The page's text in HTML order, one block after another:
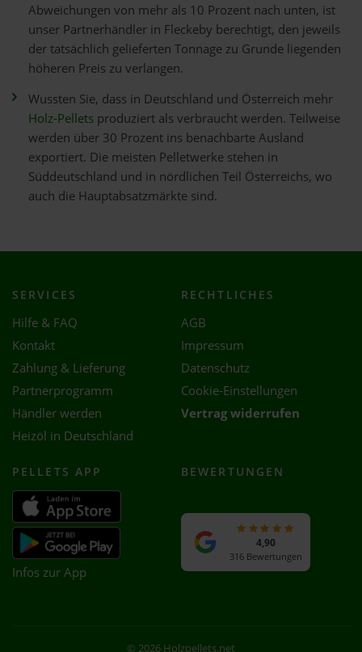
Abweichungen von mehr als 10 Prozent nach unten, ist
unser Partnerhändler in Fleckeby berechtigt, den jeweils
der tatsächlich gelieferten Tonnage zu Grunde liegenden
höheren Preis zu verlangen.
Wussten Sie, dass in Deutschland und Österreich mehr
Holz-Pellets produziert als verbraucht werden. Teilweise
werden über 30 Prozent ins benachbarte Ausland
exportiert. Die meisten Pelletwerke stehen in
Süddeutschland und in nördlichen Teil Österreichs, wo
auch die Hauptabsatzmärkte sind.
SERVICES
Hilfe & FAQ
Kontakt
Zahlung & Lieferung
Partnerprogramm
Händler werden
Heizöl in Deutschland
RECHTLICHES
AGB
Impressum
Datenschutz
Cookie-Einstellungen
Vertrag widerrufen
PELLETS APP
Infos zur App
BEWERTUNGEN
4,90
316 Bewertungen
© 2026 Holzpellets.net